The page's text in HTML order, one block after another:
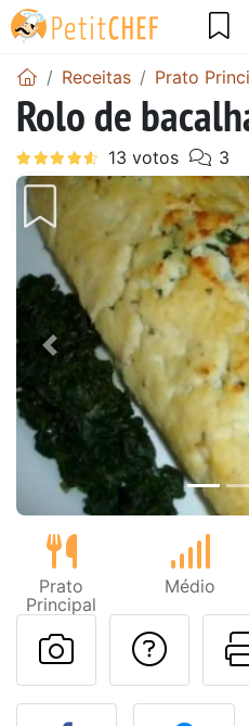
Receitas Prato
Rolo de
Anterior
Prato
Principal
Médio
Fez esta